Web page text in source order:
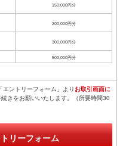
150,000円分
200,000円分
300,000円分
500,000円分
エントリーフォーム」より お取引画面に
続きをお願いいたします。（所要時間30
リーフォーム